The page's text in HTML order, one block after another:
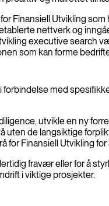
Finansiell Utvikling
nettverk og
executive search
som kan forme
med
utvikle en ny
de langsiktige
Finansiell Utvikling
fravær eller for å
i viktige prosjekter.